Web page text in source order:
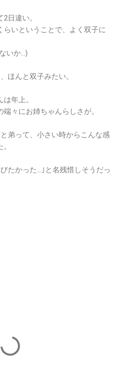
日違い。
らいということで、よく双子に
いか…)
ほんと双子みたい。
年上。
々にお姉ちゃんらしさが。
弟って、小さい時からこんな感
たかった…｣と名残惜しそうだっ